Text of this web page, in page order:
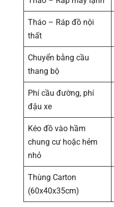
Tháo – Ráp đồ nội
thất
Chuyển bằng cầu
thang bộ
Phí cầu đường, phí
đậu xe
Kéo đồ vào hầm
chung cư hoặc hẻm
nhỏ
Thùng Carton
(60x40x35cm)